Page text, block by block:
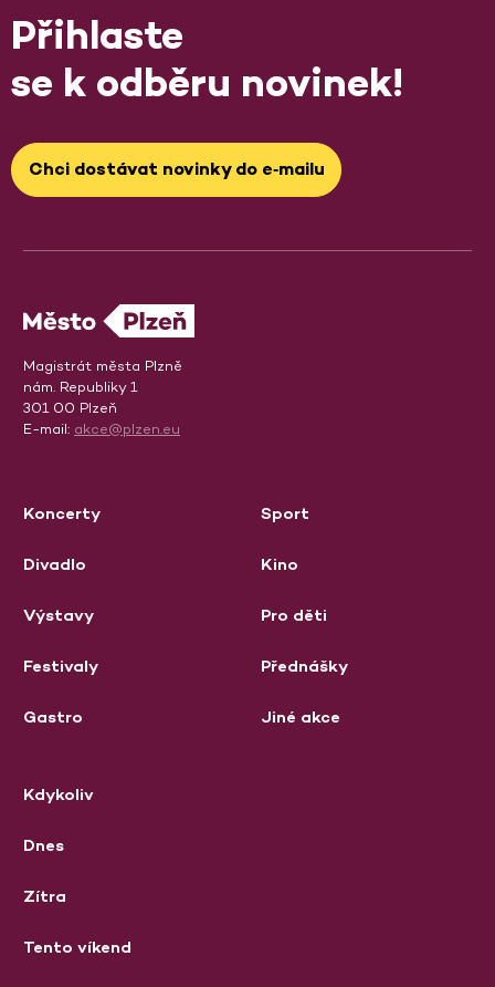
Přihlaste
se k odběru novinek!
Chci dostávat novinky do e‑mailu
Magistrát města Plzně
nám. Republiky 1
301 00 Plzeň
E-mail: akce@plzen.eu
Koncerty
Divadlo
Výstavy
Festivaly
Gastro
Sport
Kino
Pro děti
Přednášky
Jiné akce
Kdykoliv
Dnes
Zítra
Tento víkend